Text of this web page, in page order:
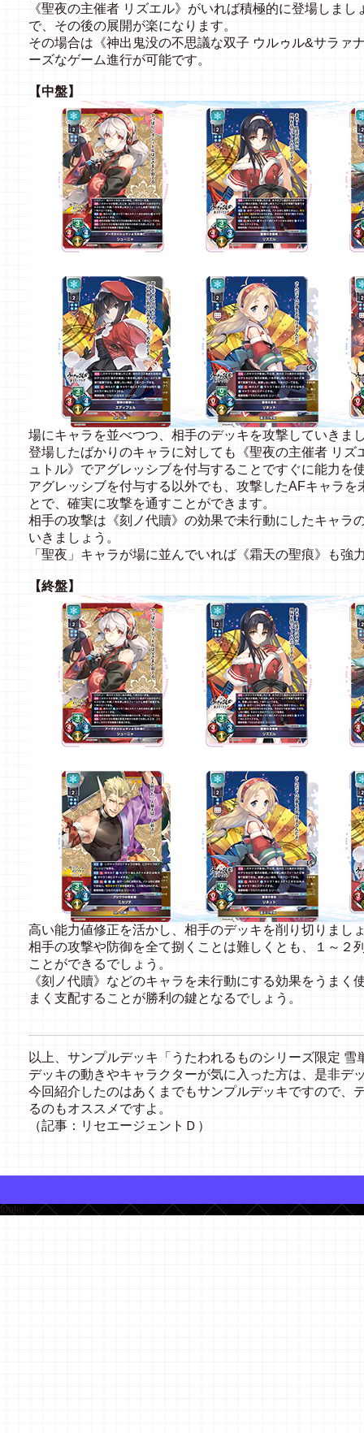
《聖夜の主催者 リズエル》がいれば積極的に登場しま
で、その後の展開が楽になります。
その場合は《神出鬼没の不思議な双子 ウルゥル&サラァ
ーズなゲーム進行が可能です。
【中盤】
場にキャラを並べつつ、相手のデッキを攻撃していきま
登場したばかりのキャラに対しても《聖夜の主催者 リ
ュトル》でアグレッシブを付与することですぐに能力を
アグレッシブを付与する以外でも、攻撃したAFキャラ
とで、確実に攻撃を通すことができます。
相手の攻撃は《刻ノ代贖》の効果で未行動にしたキャラ
いきましょう。
「聖夜」キャラが場に並んでいれば《霜天の聖痕》も強
【終盤】
高い能力値修正を活かし、相手のデッキを削り切りまし
相手の攻撃や防御を全て捌くことは難しくとも、１～２
ことができるでしょう。
《刻ノ代贖》などのキャラを未行動にする効果をうま
まく支配することが勝利の鍵となるでしょう。
以上、サンプルデッキ「うたわれるものシリーズ限定
デッキの動きやキャラクターが気に入った方は、是非デ
今回紹介したのはあくまでもサンプルデッキですので、
るのもオススメですよ。
（記事：リセエージェントＤ）
footer